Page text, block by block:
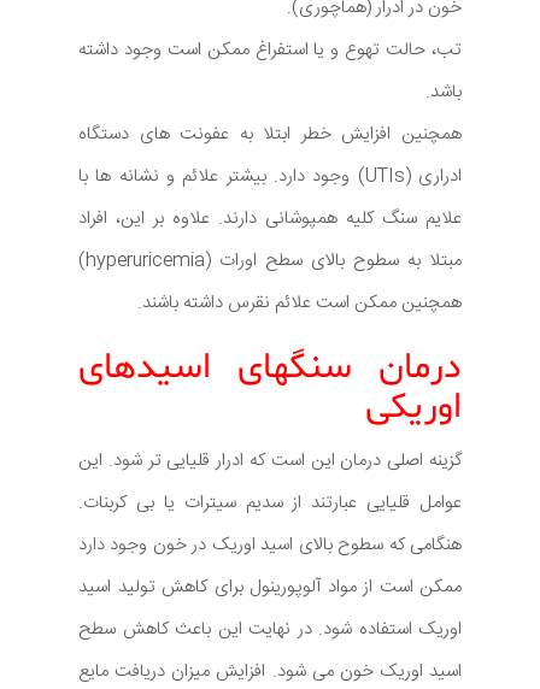
خون در ادرار (هماچوری).
تب، حالت تهوع و یا استفراغ ممکن است وجود داشته
باشد.
همچنین افزایش خطر ابتلا به عفونت های دستگاه
ادراری (UTIs) وجود دارد. بیشتر علائم و نشانه ها با
علایم سنگ کلیه همپوشانی دارند. علاوه بر این، افراد
مبتلا به سطوح بالای سطح اورات (hyperuricemia)
همچنین ممکن است علائم نقرس داشته باشند.
درمان سنگهای اسیدهای
اوریکی
گزینه اصلی درمان این است که ادرار قلیایی تر شود. این
عوامل قلیایی عبارتند از سدیم سیترات یا بی کربنات.
هنگامی که سطوح بالای اسید اوریک در خون وجود دارد
ممکن است از مواد آلوپورینول برای کاهش تولید اسید
اوریک استفاده شود. در نهایت این باعث کاهش سطح
اسید اوریک خون می شود. افزایش میزان دریافت مایع